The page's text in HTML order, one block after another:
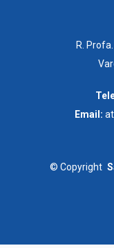
R.
Email:
© Copyright